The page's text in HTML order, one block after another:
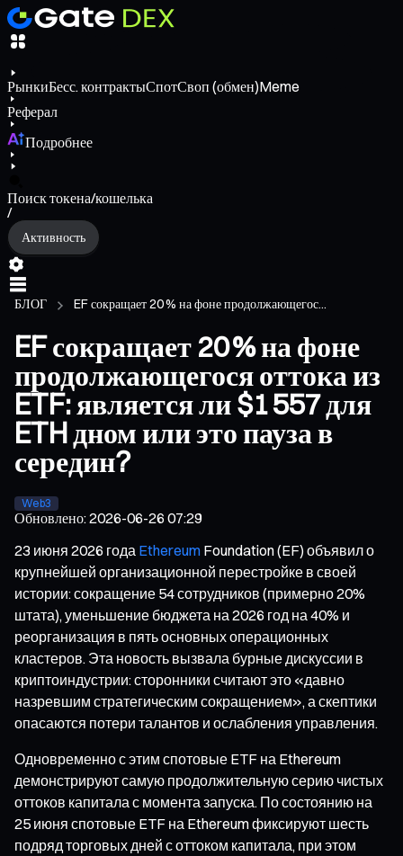
РынкиБесс. контрактыСпотСвоп (обмен)Meme
Реферал
Подробнее
Поиск токена/кошелька
/
Активность
БЛОГ EF сокращает 20 % на фоне продолжающегос...
EF сокращает 20 % на фоне
продолжающегося оттока из
ETF: является ли $1 557 для
ETH дном или это пауза в
середин?
Web3
Обновлено:2026-06-26 07:29
23 июня 2026 года Ethereum Foundation (EF) объявил о
крупнейшей организационной перестройке в своей
истории: сокращение 54 сотрудников (примерно 20%
штата), уменьшение бюджета на 2026 год на 40% и
реорганизация в пять основных операционных
кластеров. Эта новость вызвала бурные дискуссии в
криптоиндустрии: сторонники считают это «давно
назревшим стратегическим сокращением», а скептики
опасаются потери талантов и ослабления управления.
Одновременно с этим спотовые ETF на Ethereum
демонстрируют самую продолжительную серию чистых
оттоков капитала с момента запуска. По состоянию на
25 июня спотовые ETF на Ethereum фиксируют шесть
подряд торговых дней с оттоком капитала, при этом